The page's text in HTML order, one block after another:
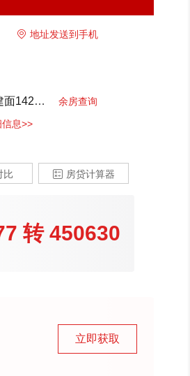
 地址发送到手机
3室2厅2卫 (建面103.0m²)
余房查询
息>>
比  房贷计算器
转450630
立即获取